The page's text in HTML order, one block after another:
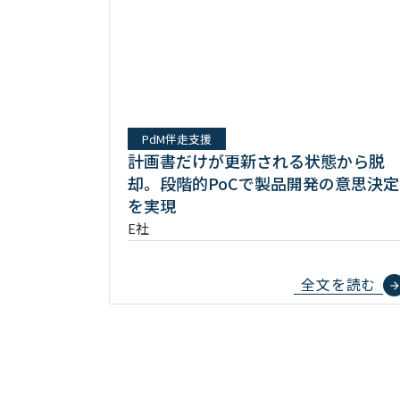
PdM伴走支援
計画書だけが更新される状態から脱
却。段階的PoCで製品開発の意思決定
を実現
E社
全文を読む arrow_forward